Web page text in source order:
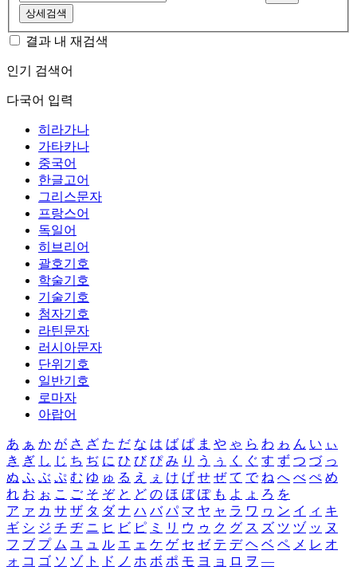
상세검색
결과 내 재검색
인기 검색어
다국어 입력
히라가나
가타카나
중국어
한글고어
그리스문자
프랑스어
독일어
히브리어
괄호기호
학술기호
기술기호
첨자기호
라틴문자
러시아문자
단위기호
일반기호
로마자
아랍어
あ ぁ か が さ ざ た だ な は ば ぱ ま や ゃ ら わ ゎ ん い ぃ
き ぎ し じ ち ぢ に ひ び ぴ み り う ぅ く ぐ す ず つ づ っ
ぬ ふ ぶ ぷ む ゆ ゅ る え ぇ け げ せ ぜ て で ね へ べ ぺ め
れ お ぉ こ ご そ ぞ と ど の ほ ぼ ぽ も よ ょ ろ を
ア ァ カ サ ザ タ ダ ナ ハ バ パ マ ヤ ャ ラ ワ ヮ ン イ ィ キ
ギ シ ジ チ ヂ ニ ヒ ビ ピ ミ リ ウ ゥ ク グ ス ズ ツ ヅ ッ ヌ
フ ブ プ ム ユ ュ ル エ ェ ケ ゲ セ ゼ テ デ ヘ ベ ペ メ レ オ
ォ コ ゴ ソ ゾ ト ド ノ ホ ボ ポ モ ヨ ョ ロ ヲ ―